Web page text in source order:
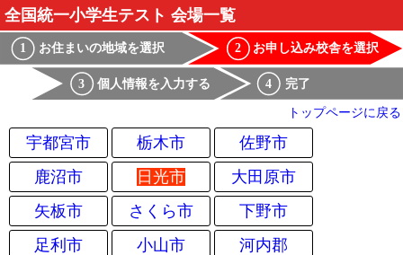
全国統一小学生テスト 会場一覧
3 個人情報を入力する
1 お住まいの地域を選択
4 完了
2 お申し込み校舎を選択
トップページに戻る
宇都宮市 栃木市
佐野市
鹿沼市
日光市
大田原市
矢板市
さくら市
下野市
足利市
小山市
河内郡